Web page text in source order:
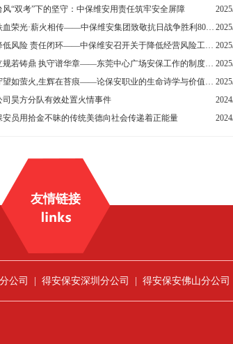
风“双考”下的坚守：中保维安用责任筑牢安全屏障
铁血荣光·薪火相传——中保维安集团致敬抗日战争胜利80周年
降低风险 责任闭环——中保维安召开关于降低经营风险工作的专题部署会议
立规若铸鼎 执守谱华章——东莞中心广场安保工作的制度匠心与人文诗性
守望如萤火,生辉在苔痕——论保安职业的生命诗学与价值自觉
司昊方分队有效处置火情事件
安员用拾金不昧的传统美德向社会传递着正能量
友情链接
公司 得安保安深圳分公司 得安保安佛山分公司